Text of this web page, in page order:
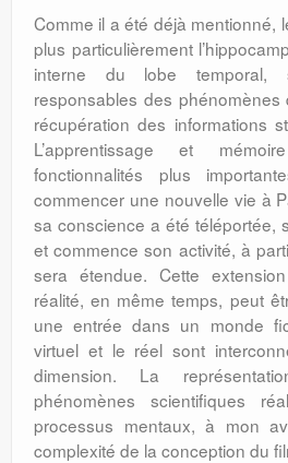
Comme il a été déjà mentionné,
plus particulièrement
interne du lobe temporal,
responsables des phénomènes
récupération des informations
L’apprentissage et
fonctionnalités plus
commencer une nouvelle vie à
sa conscience a été téléportée,
et commence son activité, à
sera étendue. Cette
réalité, en même temps, peut
une entrée dans un monde
virtuel et le réel sont
dimension. La
phénomènes scientifiques
processus mentaux, à mon
complexité de la conception du